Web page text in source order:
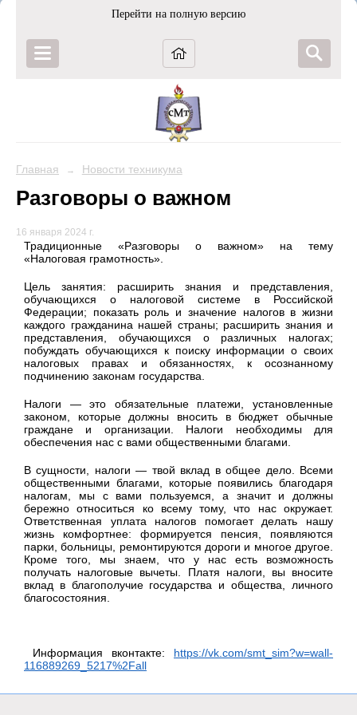
Перейти на полную версию
Главная → Новости техникума
Разговоры о важном
16 января 2024 г.
Традиционные «Разговоры о важном» на тему
«Налоговая грамотность».
Цель занятия: расширить знания и представления,
обучающихся о налоговой системе в Российской
Федерации; показать роль и значение налогов в жизни
каждого гражданина нашей страны; расширить знания и
представления, обучающихся о различных налогах;
побуждать обучающихся к поиску информации о своих
налоговых правах и обязанностях, к осознанному
подчинению законам государства.
Налоги — это обязательные платежи, установленные
законом, которые должны вносить в бюджет обычные
граждане и организации. Налоги необходимы для
обеспечения нас с вами общественными благами.
В сущности, налоги — твой вклад в общее дело. Всеми
общественными благами, которые появились благодаря
налогам, мы с вами пользуемся, а значит и должны
бережно относиться ко всему тому, что нас окружает.
Ответственная уплата налогов помогает делать нашу
жизнь комфортнее: формируется пенсия, появляются
парки, больницы, ремонтируются дороги и многое другое.
Кроме того, мы знаем, что у нас есть возможность
получать налоговые вычеты. Платя налоги, вы вносите
вклад в благополучие государства и общества, личного
благосостояния.
Информация вконтакте: https://vk.com/smt_sim?w=wall-
116889269_5217%2Fall